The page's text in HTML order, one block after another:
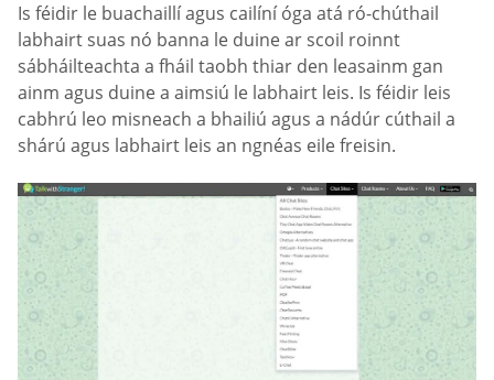
Is féidir le buachaillí agus cailíní óga atá ró-chúthail
labhairt suas nó banna le duine ar scoil roinnt
sábháilteachta a fháil taobh thiar den leasainm gan
ainm agus duine a aimsiú le labhairt leis. Is féidir leis
cabhrú leo misneach a bhailiú agus a nádúr cúthail a
shárú agus labhairt leis an ngnéas eile freisin.